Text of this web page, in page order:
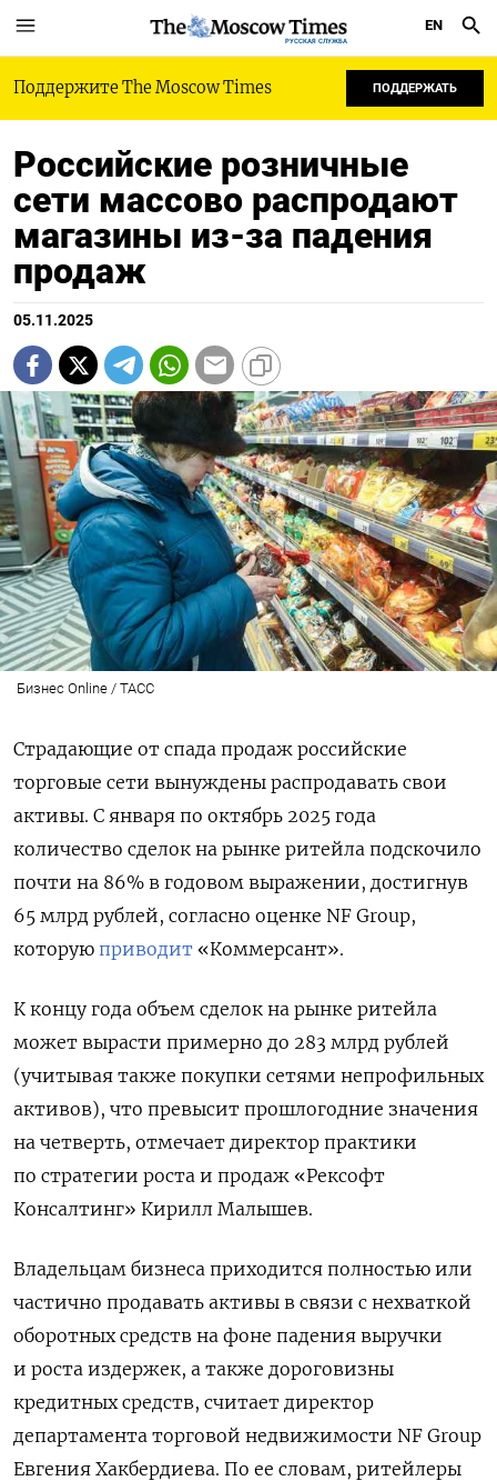
РУССКАЯ СЛУЖБА
EN
Поддержите The Moscow Times ПОДДЕРЖАТЬ
Российские розничные
сети массово распродают
магазины из-за падения
продаж
05.11.2025
Бизнес Online / ТАСС
Страдающие от спада продаж российские
торговые сети вынуждены распродавать свои
активы. С января по октябрь 2025 года
количество сделок на рынке ритейла подскочило
почти на 86% в годовом выражении, достигнув
65 млрд рублей, согласно оценке NF Group,
которую приводит «Коммерсант».
К концу года объем сделок на рынке ритейла
может вырасти примерно до 283 млрд рублей
(учитывая также покупки сетями непрофильных
активов), что превысит прошлогодние значения
на четверть, отмечает директор практики
по стратегии роста и продаж «Рексофт
Консалтинг» Кирилл Малышев.
Владельцам бизнеса приходится полностью или
частично продавать активы в связи с нехваткой
оборотных средств на фоне падения выручки
и роста издержек, а также дороговизны
кредитных средств, считает директор
департамента торговой недвижимости NF Group
Евгения Хакбердиева. По ее словам, ритейлеры